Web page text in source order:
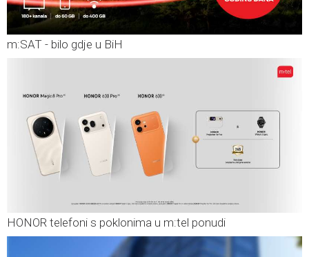
m:SAT - bilo gdje u BiH
HONOR telefoni s poklonima u m:tel ponudi